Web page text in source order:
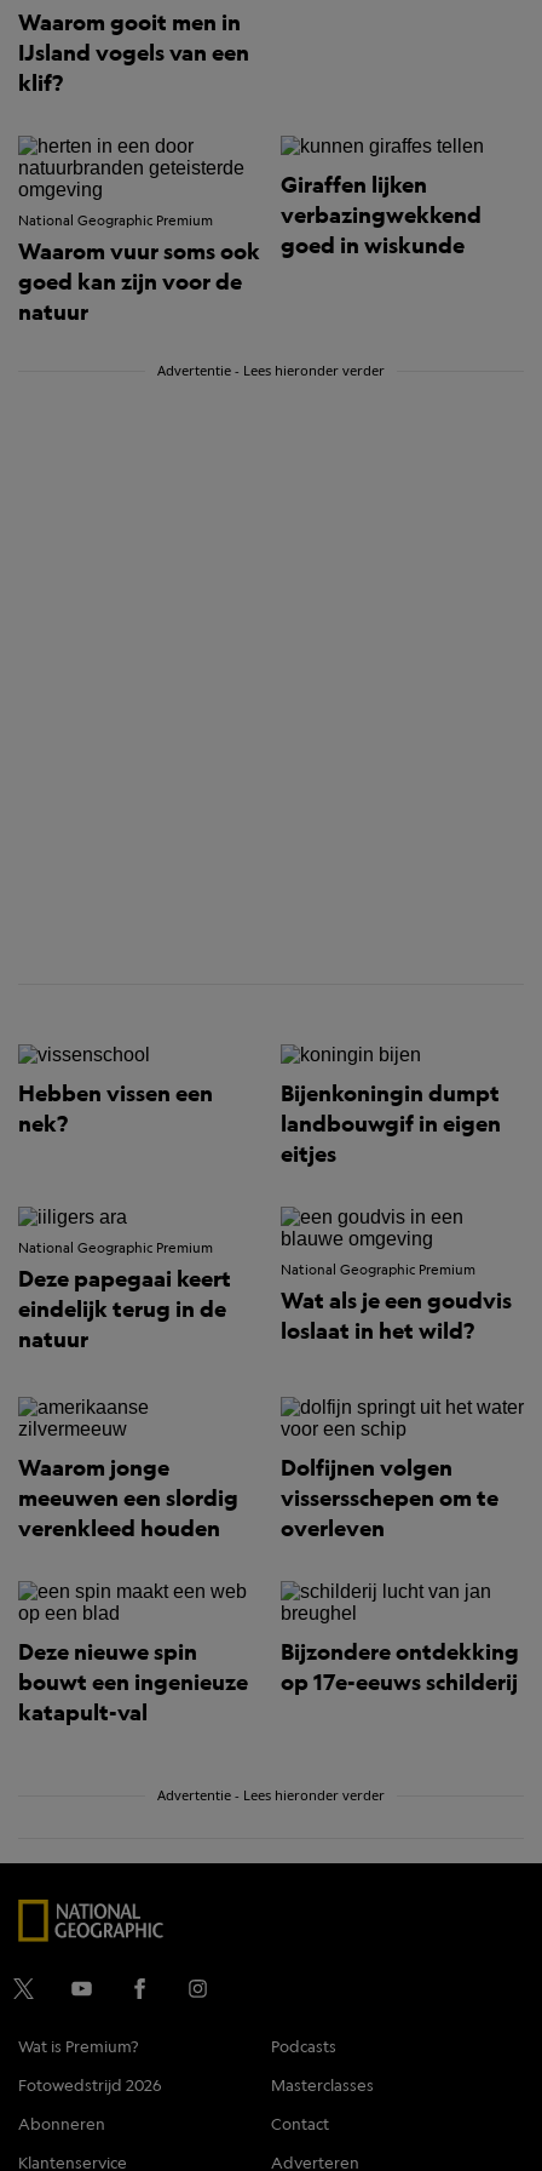
Waarom gooit men in
IJsland vogels van een
klif?
National Geographic Premium
Waarom vuur soms ook
goed kan zijn voor de
natuur
Giraffen lijken
verbazingwekkend
goed in wiskunde
Advertentie - Lees hieronder verder
Hebben vissen een
nek?
Bijenkoningin dumpt
landbouwgif in eigen
eitjes
National Geographic Premium
Deze papegaai keert
eindelijk terug in de
natuur
National Geographic Premium
Wat als je een goudvis
loslaat in het wild?
Waarom jonge
meeuwen een slordig
verenkleed houden
Dolfijnen volgen
vissersschepen om te
overleven
Deze nieuwe spin
bouwt een ingenieuze
katapult-val
Bijzondere ontdekking
op 17e-eeuws schilderij
Advertentie - Lees hieronder verder
Wat is Premium?
Podcasts
Fotowedstrijd 2026
Masterclasses
Abonneren
Contact
Klantenservice
Adverteren